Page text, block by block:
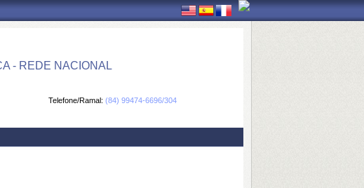
- REDE NACIONAL
Telefone/Ramal: (84) 99474-6696/304